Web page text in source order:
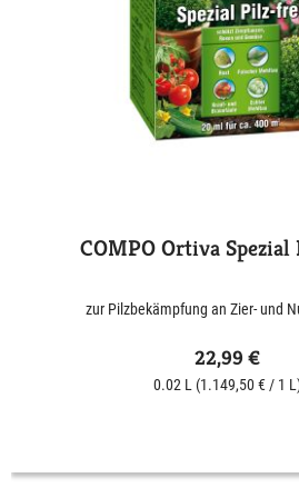
COMPO Ortiva
zur Pilzbekämpfung an Zier- und
22,99 €
0.02 L (1.149,50 € / 1